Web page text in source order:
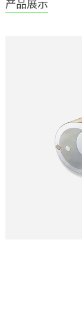
产品展示